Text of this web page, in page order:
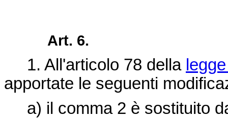
Art. 6.
1. All'articolo 78 della
apportate le seguenti
a) il comma 2 è sostituito